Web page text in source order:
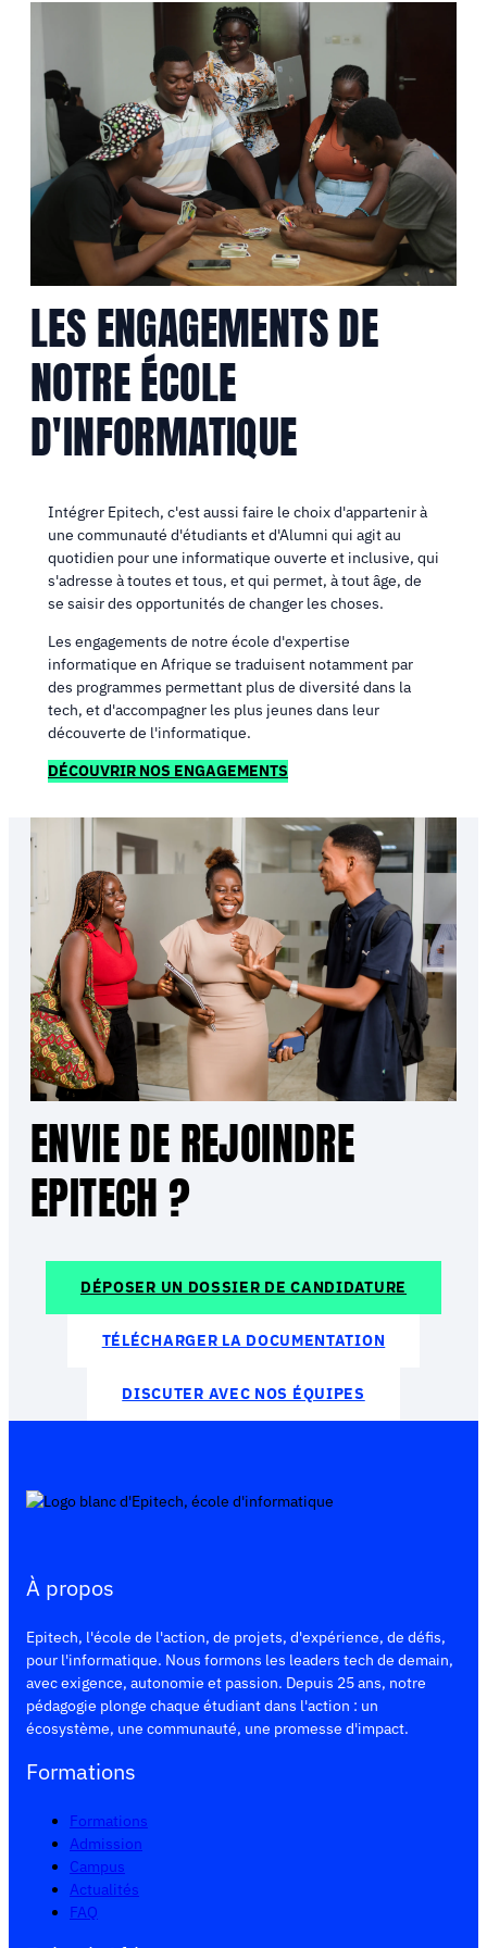
LES ENGAGEMENTS DE
NOTRE ÉCOLE
D'INFORMATIQUE
Intégrer Epitech, c'est aussi faire le choix d'appartenir à
une communauté d'étudiants et d'Alumni qui agit au
quotidien pour une informatique ouverte et inclusive, qui
s'adresse à toutes et tous, et qui permet, à tout âge, de
se saisir des opportunités de changer les choses.
Les engagements de notre école d'expertise
informatique en Afrique se traduisent notamment par
des programmes permettant plus de diversité dans la
tech, et d'accompagner les plus jeunes dans leur
découverte de l'informatique.
DÉCOUVRIR NOS ENGAGEMENTS
ENVIE DE REJOINDRE
EPITECH ?
DÉPOSER UN DOSSIER DE CANDIDATURE
TÉLÉCHARGER LA DOCUMENTATION
DISCUTER AVEC NOS ÉQUIPES
À propos
Epitech, l'école de l'action, de projets, d'expérience, de défis,
pour l'informatique. Nous formons les leaders tech de demain,
avec exigence, autonomie et passion. Depuis 25 ans, notre
pédagogie plonge chaque étudiant dans l'action : un
écosystème, une communauté, une promesse d'impact.
Formations
Formations
Admission
Campus
Actualités
FAQ